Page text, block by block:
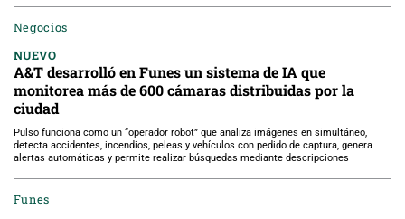
Negocios
NUEVO
A&T desarrolló en Funes un sistema de IA que
monitorea más de 600 cámaras distribuidas por la
ciudad
Pulso funciona como un “operador robot” que analiza imágenes en simultáneo,
detecta accidentes, incendios, peleas y vehículos con pedido de captura, genera
alertas automáticas y permite realizar búsquedas mediante descripciones
Funes